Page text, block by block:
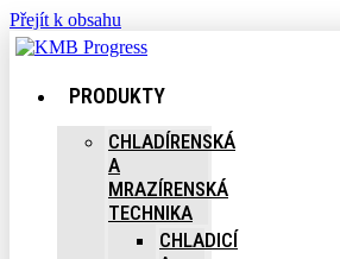
Přejít k obsahu
PRODUKTY
CHLADÍRENSKÁ
A
MRAZÍRENSKÁ
TECHNIKA
CHLADICÍ